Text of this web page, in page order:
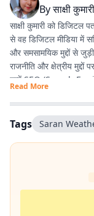
Byसाक्षी कुमारी
साक्षी कुमारी को डिजिटल
से वह डिजिटल मीडिया में
और समसामयिक मुद्दों से
राजनीति और क्षेत्रीय
उन्हें SEO (Search
पाठकों तक समय पर और
और SEO-अनुकूल समाचार
Read More
Tags Saran